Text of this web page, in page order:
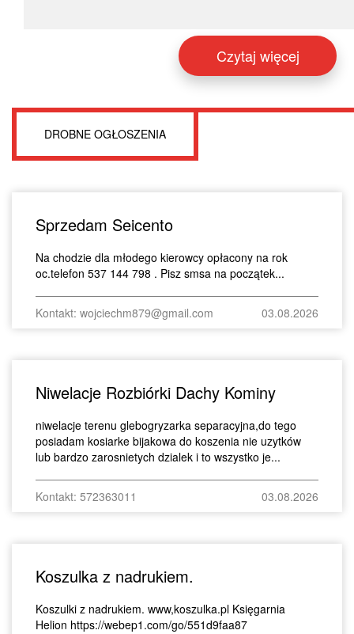
Czytaj więcej
DROBNE OGŁOSZENIA
Sprzedam Seicento
Na chodzie dla młodego kierowcy opłacony na rok
oc.telefon 537 144 798 . Pisz smsa na początek...
Kontakt: wojciechm879@gmail.com 03.08.2026
Niwelacje Rozbiórki Dachy Kominy
niwelacje terenu glebogryzarka separacyjna,do tego
posiadam kosiarke bijakowa do koszenia nie uzytków
lub bardzo zarosnietych dzialek i to wszystko je...
Kontakt: 572363011 03.08.2026
Koszulka z nadrukiem.
Koszulki z nadrukiem. www,koszulka.pl Księgarnia
Helion https://webep1.com/go/551d9faa87